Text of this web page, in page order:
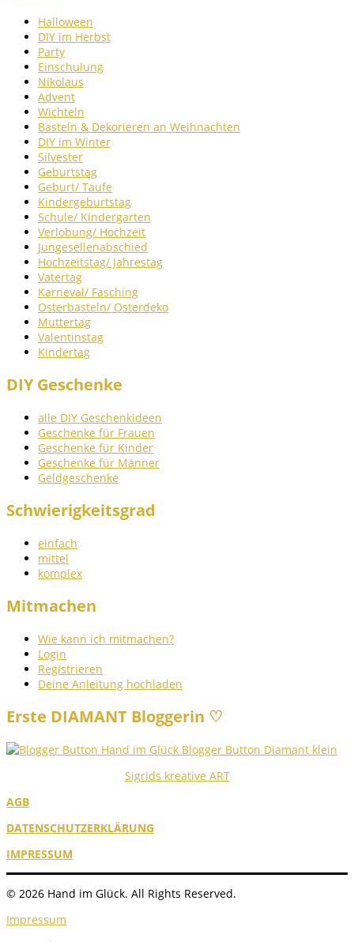
Halloween
DIY im Herbst
Party
Einschulung
Nikolaus
Advent
Wichteln
Basteln & Dekorieren an Weihnachten
DIY im Winter
Silvester
Geburtstag
Geburt/ Taufe
Kindergeburtstag
Schule/ Kindergarten
Verlobung/ Hochzeit
Jungesellenabschied
Hochzeitstag/ Jahrestag
Vatertag
Karneval/ Fasching
Osterbasteln/ Osterdeko
Muttertag
Valentinstag
Kindertag
DIY Geschenke
alle DIY Geschenkideen
Geschenke für Frauen
Geschenke für Kinder
Geschenke für Männer
Geldgeschenke
Schwierigkeitsgrad
einfach
mittel
komplex
Mitmachen
Wie kann ich mitmachen?
Login
Registrieren
Deine Anleitung hochladen
Erste DIAMANT Bloggerin ♡
Sigrids kreative ART
AGB
DATENSCHUTZERKLÄRUNG
IMPRESSUM
© 2026 Hand im Glück. All Rights Reserved.
Impressum